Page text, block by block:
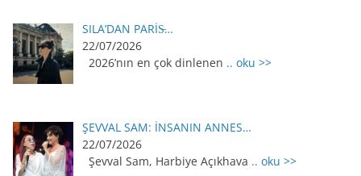
SILA’DAN PARİS̵…
22/07/2026
2026’nın en çok dinlenen .. oku >>
ŞEVVAL SAM: İNSANIN ANNES…
22/07/2026
Şevval Sam, Harbiye Açıkhava .. oku >>